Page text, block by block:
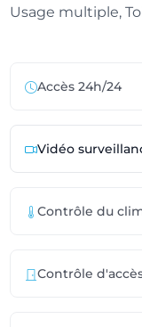
Usage multiple,
Accès 24h/24
Vidéo
Contrôle du
Contrôle